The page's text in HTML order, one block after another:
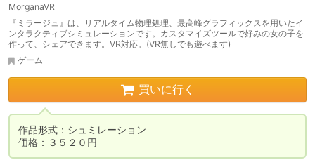
MorganaVR
『ミラージュ』は、リアルタイム物理処理、最高峰グラフィックスを用いたイ
ンタラクティブシミュレーションです。カスタマイズツールで好みの女の子を
作って、シェアできます。VR対応。(VR無しでも遊べます)
ゲーム
買いに行く
作品形式：シュミレーション
価格：３５２０円